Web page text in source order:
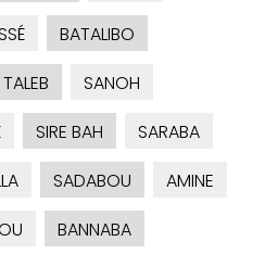
BATALIBO
TALEB
SANOH
SIRE BAH
SARABA
SADABOU
AMINE
BANNABA